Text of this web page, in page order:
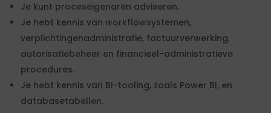
Je kunt proceseigenaren adviseren.
Je hebt kennis van workflowsystemen,
verplichtingenadministratie, factuurverwerking,
autorisatiebeheer en financieel-administratieve
procedures.
Je hebt kennis van BI-tooling, zoals Power BI, en
databasetabellen.